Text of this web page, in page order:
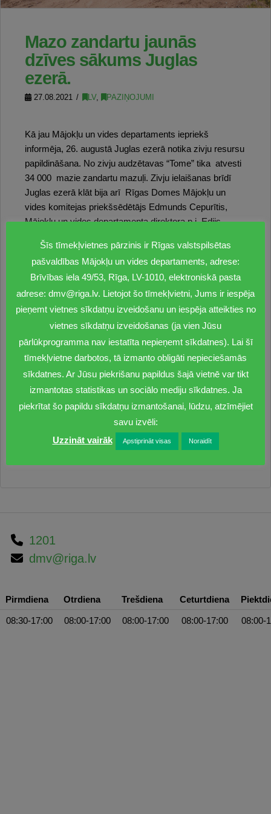
Mazo zandartu jaunās
dzīves sākums Juglas
ezerā.
27.08.2021 LV, PAZIŅOJUMI
Kā jau Mājokļu un vides departaments iepriekš
informēja, 26. augustā Juglas ezerā notika zivju resursu
papildināšana. No zivju audzētavas “Tome” tika atvesti
34 000 mazie zandartu mazuļi. Zivju ielaišanas brīdī
Juglas ezerā klāt bija arī Rīgas Domes Mājokļu un
vides komitejas priekšsēdētājs Edmunds Cepurītis,
Mājokļu un vides departamenta direktora p.i. Edijs
nodaļas vadītājs Renārs Grīnbergs, kā arī pārstāvji no
Valsts vides dienesta un Zinātniskā institūta’’ BIOR’’.
1201
dmv@riga.lv
Pirmdiena Otrdiena Trešdiena Ceturtdiena
08:30-17:00 08:00-17:00 08:00-17:00 08:00-17:00 08:00-
Šīs tīmekļvietnes pārzinis ir Rīgas valstspilsētas
pašvaldības Mājokļu un vides departaments, adrese:
Brīvības iela 49/53, Rīga, LV-1010, elektroniskā pasta
adrese: dmv@riga.lv. Lietojot šo tīmekļvietni, Jums ir iespēja
pieņemt vietnes sīkdatņu izveidošanu un iespēja atteikties no
vietnes sīkdatņu izveidošanas (ja vien Jūsu
pārlūkprogramma nav iestatīta nepieņemt sīkdatnes). Lai šī
tīmekļvietne darbotos, tā izmanto obligāti nepieciešamās
sīkdatnes. Ar Jūsu piekrišanu papildus šajā vietnē var tikt
izmantotas statistikas un sociālo mediju sīkdatnes. Ja
piekrītat šo papildu sīkdatņu izmantošanai, lūdzu, atzīmējiet
savu izvēli:
Uzzināt vairāk
Apstiprināt visas Noraidīt